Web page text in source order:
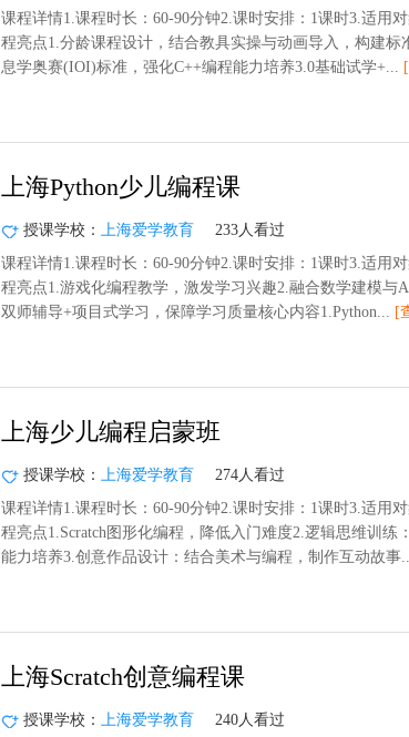
课程详情1.课程时长：60-90分钟2.课时安排：1课时3.适用
程亮点1.分龄课程设计，结合教具实操与动画导入，构建标
息学奥赛(IOI)标准，强化C++编程能力培养3.0基础试学+...
上海Python少儿编程课
授课学校： 上海爱学教育
233人看过
课程详情1.课程时长：60-90分钟2.课时安排：1课时3.适用
程亮点1.游戏化编程教学，激发学习兴趣2.融合数学建模与
双师辅导+项目式学习，保障学习质量核心内容1.Python... [
上海少儿编程启蒙班
授课学校： 上海爱学教育
274人看过
课程详情1.课程时长：60-90分钟2.课时安排：1课时3.适用
程亮点1.Scratch图形化编程，降低入门难度2.逻辑思维训练
能力培养3.创意作品设计：结合美术与编程，制作互动故事
上海Scratch创意编程课
授课学校： 上海爱学教育
240人看过